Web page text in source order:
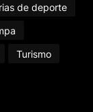
de deporte
Turismo